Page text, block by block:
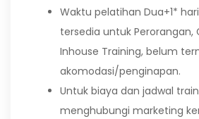
Waktu pelatihan Dua+1*
tersedia untuk Perorangan,
Inhouse Training, belum
akomodasi/penginapan.
Untuk biaya dan jadwal
menghubungi marketing